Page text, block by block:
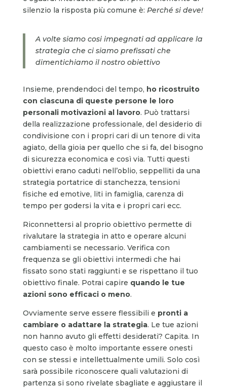
silenzio la risposta più comune è: Perché si deve!
A volte siamo cosi impegnati ad applicare la
strategia che ci siamo prefissati che
dimentichiamo il nostro obiettivo
Insieme, prendendoci del tempo, ho ricostruito
con ciascuna di queste persone le loro
personali motivazioni al lavoro. Può trattarsi
della realizzazione professionale, del desiderio di
condivisione con i propri cari di un tenore di vita
agiato, della gioia per quello che si fa, del bisogno
di sicurezza economica e così via. Tutti questi
obiettivi erano caduti nell’oblio, seppelliti da una
strategia portatrice di stanchezza, tensioni
fisiche ed emotive, liti in famiglia, carenza di
tempo per godersi la vita e i propri cari ecc.
Riconnettersi al proprio obiettivo permette di
rivalutare la strategia in atto e operare alcuni
cambiamenti se necessario. Verifica con
frequenza se gli obiettivi intermedi che hai
fissato sono stati raggiunti e se rispettano il tuo
obiettivo finale. Potrai capire quando le tue
azioni sono efficaci o meno.
Ovviamente serve essere flessibili e pronti a
cambiare o adattare la strategia. Le tue azioni
non hanno avuto gli effetti desiderati? Capita. In
questo caso è molto importante essere onesti
con se stessi e intellettualmente umili. Solo così
sarà possibile riconoscere quali valutazioni di
partenza si sono rivelate sbagliate e aggiustare il